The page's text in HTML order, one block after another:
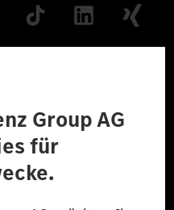
vorbehalten.